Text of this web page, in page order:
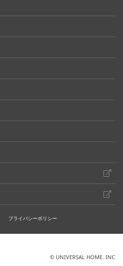
プライバシーポリシー
© UNIVERSAL HOME. INC